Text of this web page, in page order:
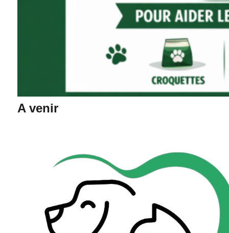
A venir